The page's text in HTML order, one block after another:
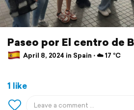
Paseo por El centro de
April 8, 2024 in Spain ⋅ ☁️ 17 °C
1 like